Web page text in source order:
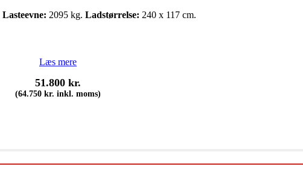
Lasteevne: 2095 kg. Ladstørrelse: 240 x 117 cm.
Læs mere
51.800 kr.
(64.750 kr. inkl. moms)